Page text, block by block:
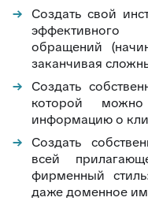
Создать свой
эффективного
обращений
заканчивая
Создать
которой можно
информацию о
Создать
всей
фирменный
даже доменное